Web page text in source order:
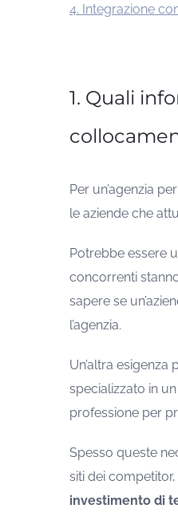
4. Integrazione
1. Quali
Per un’agenzia
le aziende che
Potrebbe essere
concorrenti
sapere se
l’agenzia.
Un’altra
specializzato in
professione per
Spesso queste
siti dei
investimento di